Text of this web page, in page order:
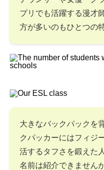
プリでも活躍する漫才
方が多いのもひとつの
大きなバックパックを
クパッカーにはフィジ
活するタフさを鍛えた
名前は紹介できません